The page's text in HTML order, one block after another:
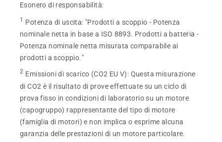
Esonero di responsabilità:
1 Potenza di uscita: "Prodotti a scoppio - Potenza
nominale netta in base a ISO 8893. Prodotti a batteria -
Potenza nominale netta misurata comparabile ai
prodotti a scoppio."
2 Emissioni di scarico (CO2 EU V): Questa misurazione
di CO2 è il risultato di prove effettuate su un ciclo di
prova fisso in condizioni di laboratorio su un motore
(capogruppo) rappresentante del tipo di motore
(famiglia di motori) e non implica o esprime alcuna
garanzia delle prestazioni di un motore particolare.